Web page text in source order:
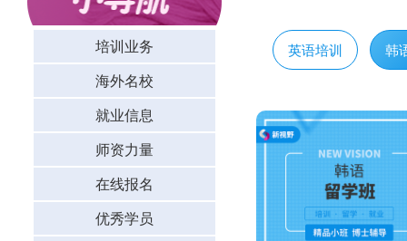
培训业务
海外名校
就业信息
师资力量
在线报名
优秀学员
英语培训 韩